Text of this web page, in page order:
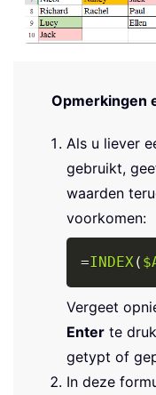
Opmerkingen
Als u liever
gebruikt,
waarden
voorkomen:
=INDEX(
Vergeet
Enter te
getypt of
In deze